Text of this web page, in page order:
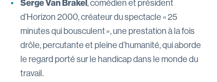
Serge Van Brakel, comédien et président
d’Horizon 2000, créateur du spectacle « 25
minutes qui bousculent », une prestation à la fois
drôle, percutante et pleine d’humanité, qui aborde
le regard porté sur le handicap dans le monde du
travail.